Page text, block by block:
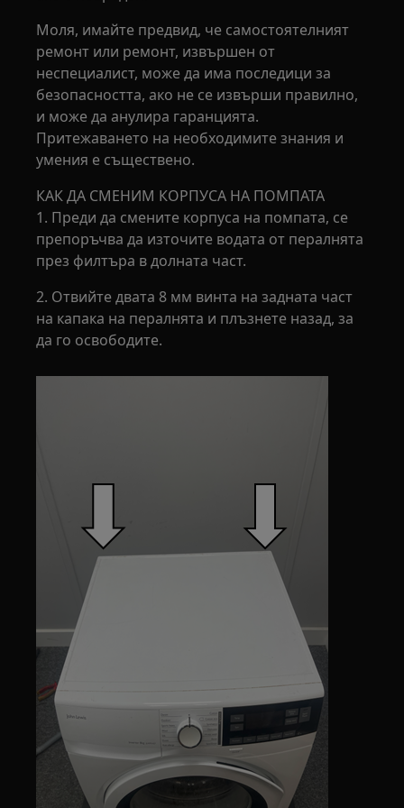
Моля, имайте предвид, че самостоятелният
ремонт или ремонт, извършен от
неспециалист, може да има последици за
безопасността, ако не се извърши правилно,
и може да анулира гаранцията.
Притежаването на необходимите знания и
умения е съществено.
КАК ДА СМЕНИМ КОРПУСА НА ПОМПАТА
1. Преди да смените корпуса на помпата, се
препоръчва да източите водата от пералнята
през филтъра в долната част.
2. Отвийте двата 8 мм винта на задната част
на капака на пералнята и плъзнете назад, за
да го освободите.